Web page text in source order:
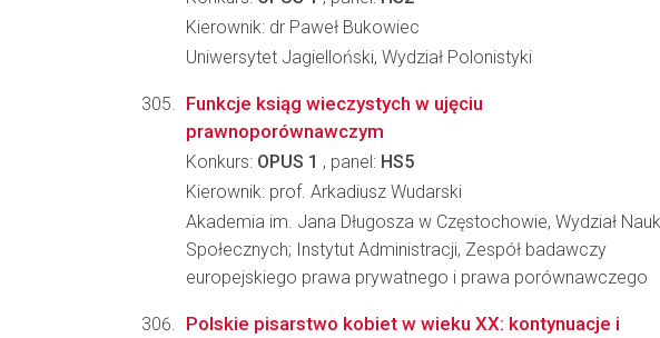
Kierownik: dr Paweł Bukowiec
Uniwersytet Jagielloński, Wydział Polonistyki
Funkcje ksiąg wieczystych w ujęciu
prawnoporównawczym
Konkurs: OPUS 1 , panel: HS5
Kierownik: prof. Arkadiusz Wudarski
Akademia im. Jana Długosza w Częstochowie, Wydział Nauk
Społecznych; Instytut Administracji, Zespół badawczy
europejskiego prawa prywatnego i prawa porównawczego
Polskie pisarstwo kobiet w wieku XX: kontynuacje i